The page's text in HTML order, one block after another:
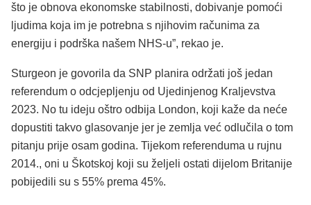
što je obnova ekonomske stabilnosti, dobivanje pomoći
ljudima koja im je potrebna s njihovim računima za
energiju i podrška našem NHS-u”, rekao je.
Sturgeon je govorila da SNP planira održati još jedan
referendum o odcjepljenju od Ujedinjenog Kraljevstva
2023. No tu ideju oštro odbija London, koji kaže da neće
dopustiti takvo glasovanje jer je zemlja već odlučila o tom
pitanju prije osam godina. Tijekom referenduma u rujnu
2014., oni u Škotskoj koji su željeli ostati dijelom Britanije
pobijedili su s 55% prema 45%.